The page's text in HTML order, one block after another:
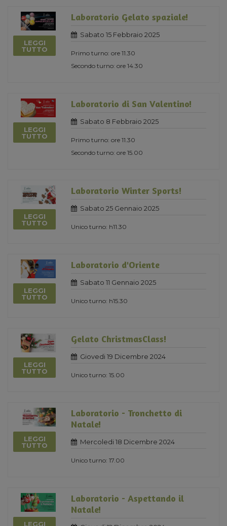
LEGGI
TUTTO
Laboratorio Gelato spaziale!
Sabato 15 Febbraio 2025
Primo turno: ore 11.30
Secondo turno: ore 14.30
LEGGI
TUTTO
Laboratorio di San Valentino!
Sabato 8 Febbraio 2025
Primo turno: ore 11.30
Secondo turno: ore 15.00
LEGGI
TUTTO
Laboratorio Winter Sports!
Sabato 25 Gennaio 2025
Unico turno: h11.30
LEGGI
TUTTO
Laboratorio d'Oriente
Sabato 11 Gennaio 2025
Unico turno: h15.30
LEGGI
TUTTO
Gelato ChristmasClass!
Giovedi 19 Dicembre 2024
Unico turno: 15.00
LEGGI
TUTTO
Laboratorio - Tronchetto di
Natale!
Mercoledi 18 Dicembre 2024
Unico turno: 17.00
LEGGI
Laboratorio - Aspettando il
Natale!